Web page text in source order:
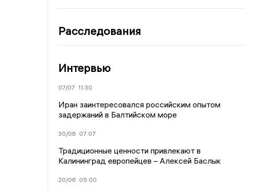
Расследования
Интервью
07/07 11:30
Иран заинтересовался российским опытом
задержаний в Балтийском море
30/06 07:07
Традиционные ценности привлекают в
Калининград европейцев – Алексей Баслык
20/06 05:00